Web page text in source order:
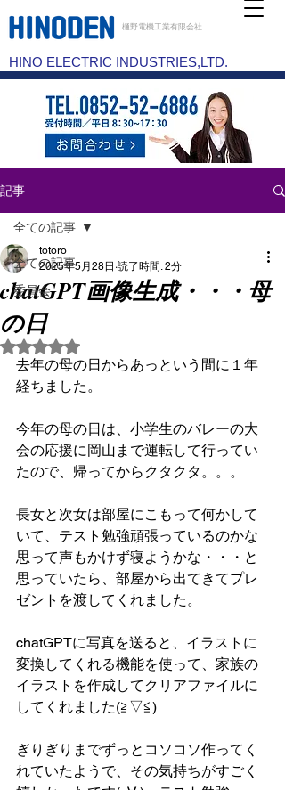
樋野電機工業有限会社
HINO ELECTRIC INDUSTRIES,LTD.
記事
全ての記事
委員会
全ての記事
chatGPT画像生成・・・母
の日
totoro
2025年5月28日 読了時間: 2分
5つ星のうちNaNと評価されています。
去年の母の日からあっという間に１年
経ちました。
今年の母の日は、小学生のバレーの大
会の応援に岡山まで運転して行ってい
たので、帰ってからクタクタ。。。
長女と次女は部屋にこもって何かして
いて、テスト勉強頑張っているのかな
思って声もかけず寝ようかな・・・と
思っていたら、部屋から出てきてプレ
ゼントを渡してくれました。
chatGPTに写真を送ると、イラストに
変換してくれる機能を使って、家族の
イラストを作成してクリアファイルに
してくれました(≧▽≦)
ぎりぎりまでずっとコソコソ作ってく
れていたようで、その気持ちがすごく